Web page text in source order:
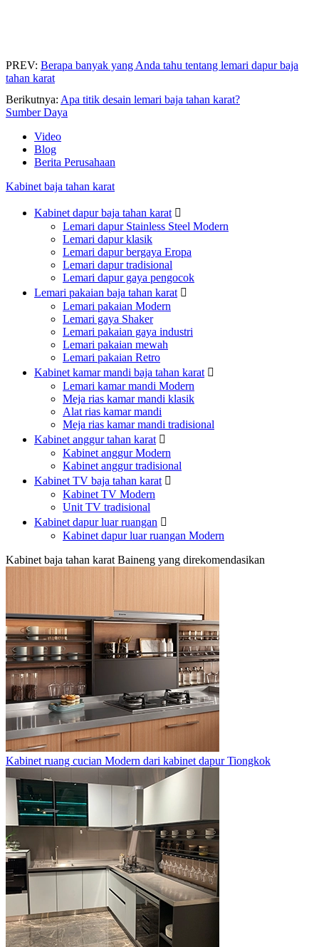
PREV: Berapa banyak yang Anda tahu tentang lemari dapur baja
tahan karat
Berikutnya: Apa titik desain lemari baja tahan karat?
Sumber Daya
Video
Blog
Berita Perusahaan
Kabinet baja tahan karat
Kabinet dapur baja tahan karat 
Lemari dapur Stainless Steel Modern
Lemari dapur klasik
Lemari dapur bergaya Eropa
Lemari dapur tradisional
Lemari dapur gaya pengocok
Lemari pakaian baja tahan karat 
Lemari pakaian Modern
Lemari gaya Shaker
Lemari pakaian gaya industri
Lemari pakaian mewah
Lemari pakaian Retro
Kabinet kamar mandi baja tahan karat 
Lemari kamar mandi Modern
Meja rias kamar mandi klasik
Alat rias kamar mandi
Meja rias kamar mandi tradisional
Kabinet anggur tahan karat 
Kabinet anggur Modern
Kabinet anggur tradisional
Kabinet TV baja tahan karat 
Kabinet TV Modern
Unit TV tradisional
Kabinet dapur luar ruangan 
Kabinet dapur luar ruangan Modern
Kabinet baja tahan karat Baineng yang direkomendasikan
Kabinet ruang cucian Modern dari kabinet dapur Tiongkok